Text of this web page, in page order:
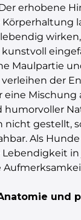
erhobene
wirken,
Maulpartie
der
Mischung
nicht gestellt,
Als
und